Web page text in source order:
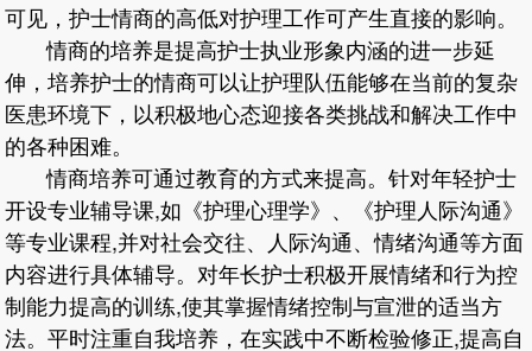
可见，护士情商的高低对护理工作可产生直接的影响。
情商的培养是提高护士执业形象内涵的进一步延
伸，培养护士的情商可以让护理队伍能够在当前的复杂
医患环境下，以积极地心态迎接各类挑战和解决工作中
的各种困难。
情商培养可通过教育的方式来提高。针对年轻护士
开设专业辅导课,如《护理心理学》、《护理人际沟通》
等专业课程,并对社会交往、人际沟通、情绪沟通等方面
内容进行具体辅导。对年长护士积极开展情绪和行为控
制能力提高的训练,使其掌握情绪控制与宣泄的适当方
法。平时注重自我培养，在实践中不断检验修正,提高自